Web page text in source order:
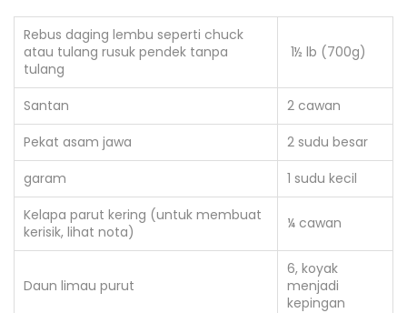
Rebus daging lembu seperti chuck
atau tulang rusuk pendek tanpa
tulang
1½ lb (700g)
2 cawan
Pekat asam jawa
2 sudu besar
1 sudu kecil
Kelapa parut kering (untuk membuat
kerisik, lihat nota)
Daun limau purut
6, koyak
menjadi
kepingan